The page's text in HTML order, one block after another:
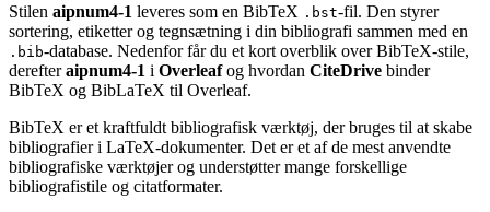
Stilen aipnum4-1 leveres som en BibTeX .bst-fil. Den styrer
sortering, etiketter og tegnsætning i din bibliografi sammen med en
.bib-database. Nedenfor får du et kort overblik over BibTeX-stile,
derefteraipnum4-1 i Overleafog hvordan CiteDrive binder
BibTeX og BibLaTeX til Overleaf.
BibTeX er et kraftfuldt bibliografisk værktøj, der bruges til at skabe
bibliografier i LaTeX-dokumenter. Det er et af de mest anvendte
bibliografiske værktøjer og understøtter mange forskellige
bibliografistile og citatformater.